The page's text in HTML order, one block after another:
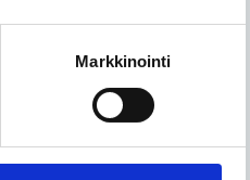
Markkinointi